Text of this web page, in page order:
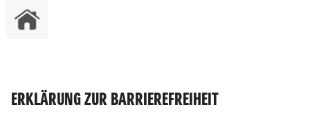
ERKLÄRUNG ZUR BARRIEREFREIHEIT